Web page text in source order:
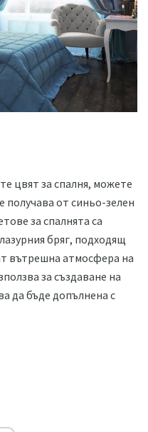
цвят за спалня, можете
получава от синьо-зелен
за спалнята са
бряг, подходящ
вътрешна атмосфера на
за създаване на
да бъде допълнена с